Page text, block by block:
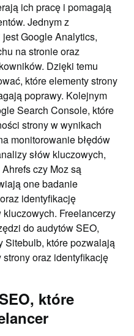
ich pracę i pomagają
Jednym z
Google Analytics,
na stronie oraz
Dzięki temu
które elementy strony
poprawy. Kolejnym
Search Console, które
strony w wynikach
monitorowanie błędów
słów kluczowych,
czy Moz są
one badanie
identyfikację
Freelancerzy
do audytów SEO,
Sitebulb, które pozwalają
strony oraz identyfikację
które